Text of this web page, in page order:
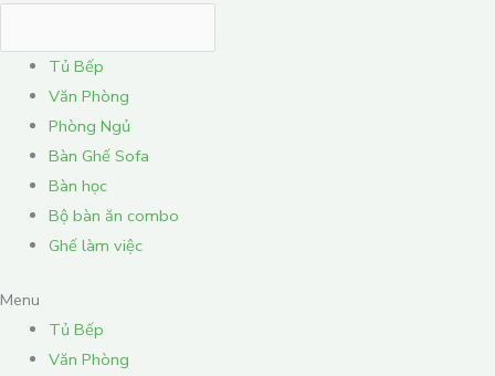
Tủ Bếp
Văn Phòng
Phòng Ngủ
Bàn Ghế Sofa
Bàn học
Bộ bàn ăn combo
Ghế làm việc
Menu
Tủ Bếp
Văn Phòng